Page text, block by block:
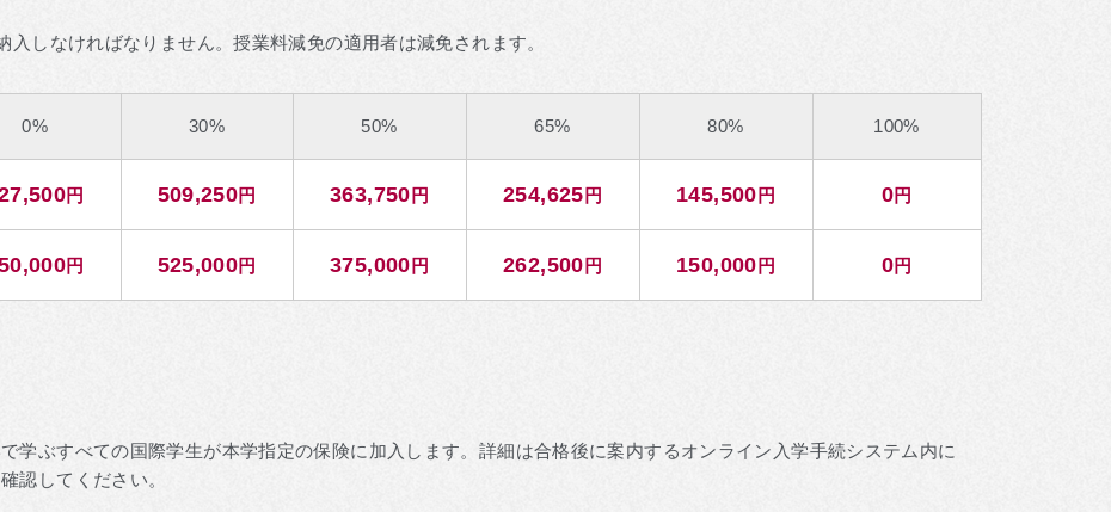
しなければなりません。授業料減免の適用者は減免されます。
0% 30% 50% 65% 80% 100%
円 509,250円 363,750 円 254,625 円 145,500 円 0円
円 525,000円 375,000 円 262,500 円 150,000 円 0円
学ぶすべての国際学生が本学指定の保険に加入します。詳細は合格後に案内するオンライン入学手続システム内に
認してください。